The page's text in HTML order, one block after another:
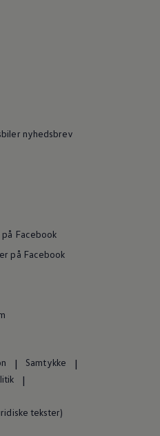
nyhedsbrev
Facebook
på Facebook
Samtykke
tekster)